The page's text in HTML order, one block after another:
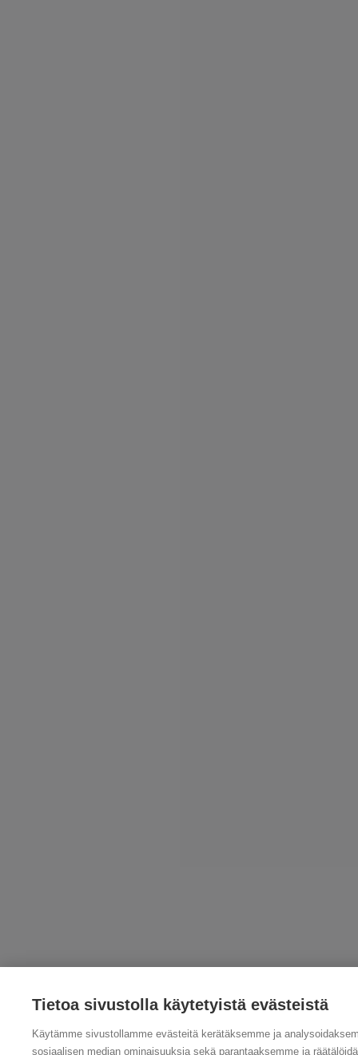
Tietoa sivustolla käytetyistä evästeistä
Käytämme sivustollamme evästeitä kerätäksemme ja
sosiaalisen median ominaisuuksia sekä parantaaksemme ja